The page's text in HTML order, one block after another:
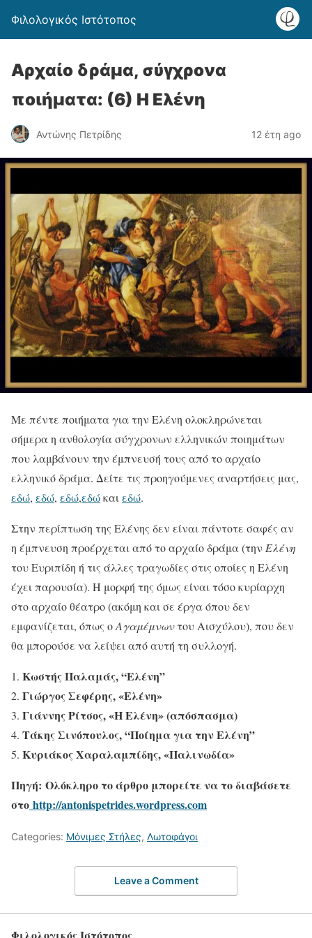
Φιλολογικός Ιστότοπος
Αρχαίο δράμα, σύγχρονα
ποιήματα: (6) Η Ελένη
Αντώνης Πετρίδης 12 έτη ago
Με πέντε ποιήματα για την Ελένη ολοκληρώνεται
σήμερα η ανθολογία σύγχρονων ελληνικών ποιημάτων
που λαμβάνουν την έμπνευσή τους από το αρχαίο
ελληνικό δράμα. Δείτε τις προηγούμενες αναρτήσεις μας,
εδώ, εδώ, εδώ,εδώκαιεδώ.
Στην περίπτωση της Ελένης δεν είναι πάντοτε σαφές αν
η έμπνευση προέρχεται από το αρχαίο δράμα (την Ελένη
του Ευριπίδη ή τις άλλες τραγωδίες στις οποίες η Ελένη
έχει παρουσία). Η μορφή της όμως είναι τόσο κυρίαρχη
στο αρχαίο θέατρο (ακόμη και σε έργα όπου δεν
εμφανίζεται, όπως οΑγαμέμνωντου Αισχύλου), που δεν
θα μπορούσε να λείψει από αυτή τη συλλογή.
Κωστής Παλαμάς, “Ελένη”
Γιώργος Σεφέρης, «Ελένη»
Γιάννης Ρίτσος, «Η Ελένη» (απόσπασμα)
Τάκης Σινόπουλος, “Ποίημα για την Ελένη”
Κυριάκος Χαραλαμπίδης, «Παλινωδία»
Πηγή: Ολόκληρο το άρθρο μπορείτε να το διαβάσετε
στο http://antonispetrides.wordpress.com
Categories: Μόνιμες Στήλες, Λωτοφάγοι
Leave a Comment
Φιλολογικός Ιστότοπος